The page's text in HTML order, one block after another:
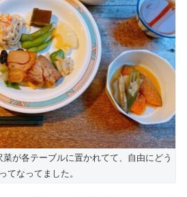
菜が各テーブルに置かれてて、自由にどう
てなってました。